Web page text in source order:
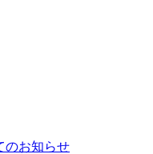
のお知らせ